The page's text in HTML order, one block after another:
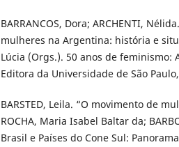
BARRANCOS, Dora; ARCHENTI,
mulheres na Argentina: história e
Lúcia (Orgs.). 50 anos de feminismo:
Editora da Universidade de São
BARSTED, Leila. “O movimento de
ROCHA, Maria Isabel Baltar da;
Brasil e Países do Cone Sul: